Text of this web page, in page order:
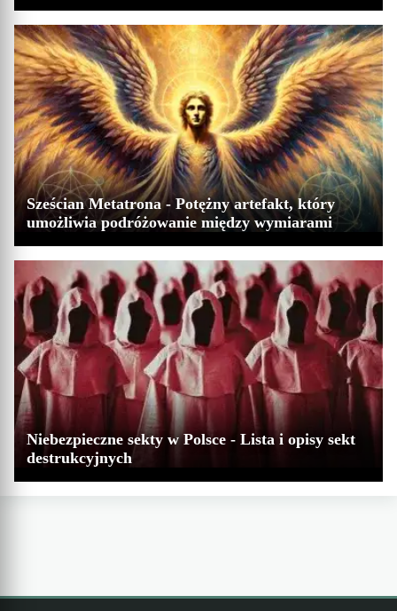
Sześcian Metatrona - Potężny artefakt, który
umożliwia podróżowanie między wymiarami
Niebezpieczne sekty w Polsce - Lista i opisy sekt
destrukcyjnych